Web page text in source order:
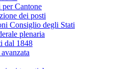
Cantone
dei posti
Consiglio degli Stati
plenaria
dal 1848